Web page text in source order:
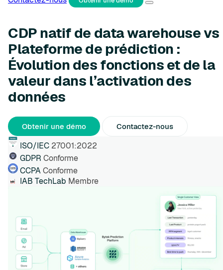
CDP natif de data warehouse vs
Plateforme de prédiction :
Évolution des fonctions et de la
valeur dans l’activation des
données
Obtenir une démo Contactez-nous
ISO/IEC 27001:2022
GDPR Conforme
CCPAConforme
IAB TechLab Membre